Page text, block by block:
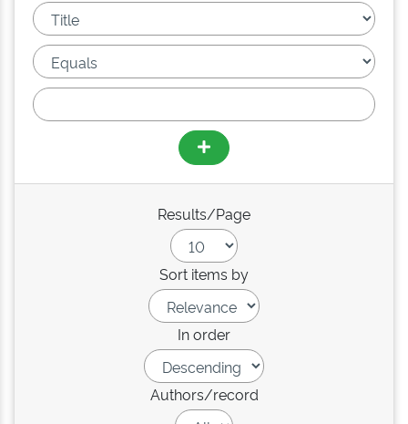
Results/Page
Sort items by
In order
Authors/record